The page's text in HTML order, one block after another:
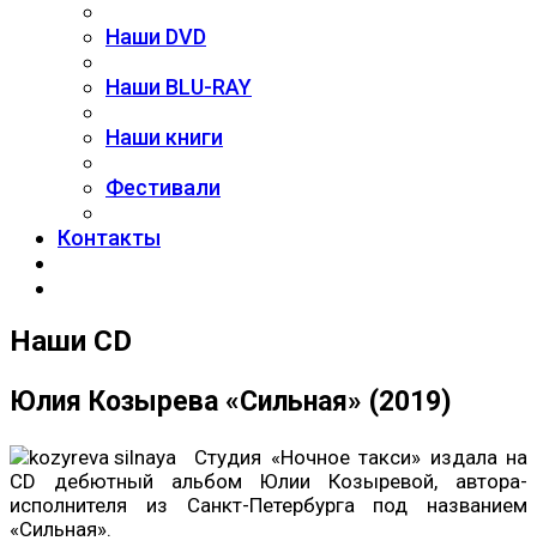
Наши DVD
Наши BLU-RAY
Наши книги
Фестивали
Контакты
Наши CD
Юлия Козырева «Сильная» (2019)
Студия «Ночное такси» издала на
CD дебютный альбом Юлии Козыревой, автора-
исполнителя из Санкт-Петербурга под названием
«Сильная».